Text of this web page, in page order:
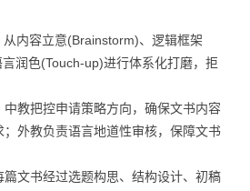
内容立意(Brainstorm)、逻辑框架
润色(Touch-up)进行体系化打磨，拒
中教把控申请策略方向，确保文书内容
；外教负责语言地道性审核，保障文书
篇文书经过选题构思、结构设计、初稿